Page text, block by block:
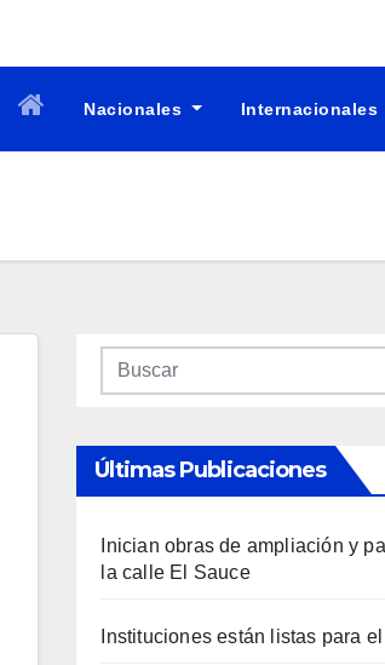
Nacionales Internacionales
Últimas Publicaciones
Inician obras de ampliación y
la calle El Sauce
Instituciones están listas para